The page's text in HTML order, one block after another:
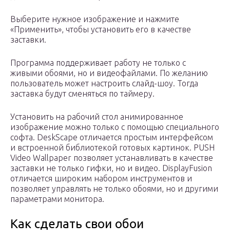
Выберите нужное изображение и нажмите
«Применить», чтобы установить его в качестве
заставки.
Программа поддерживает работу не только с
живыми обоями, но и видеофайлами. По желанию
пользователь может настроить слайд-шоу. Тогда
заставка будут сменяться по таймеру.
Установить на рабочий стол анимированное
изображение можно только с помощью специального
софта. DeskScape отличается простым интерфейсом
и встроенной библиотекой готовых картинок. PUSH
Video Wallpaper позволяет устанавливать в качестве
заставки не только гифки, но и видео. DisplayFusion
отличается широким набором инструментов и
позволяет управлять не только обоями, но и другими
параметрами монитора.
Как сделать свои обои